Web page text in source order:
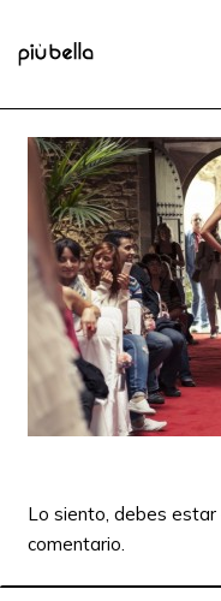
Lo siento, debes estar
comentario.